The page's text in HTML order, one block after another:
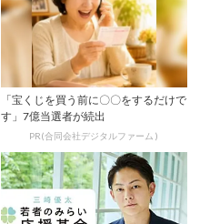
「宝くじを買う前に〇〇をするだけで
す」7億当選者が続出
PR(合同会社デジタルファーム )